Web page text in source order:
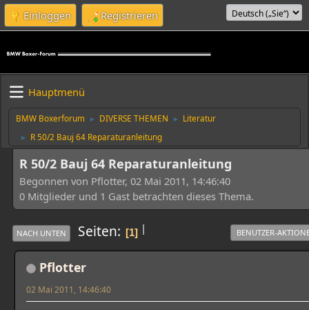
Einloggen Registrieren
Hauptmenü
BMW Boxerforum ► DIVERSE THEMEN ► Literatur
► R 50/2 Bauj 64 Reparaturanleitung
R 50/2 Bauj 64 Reparaturanleitung
Begonnen von Pflotter, 02 Mai 2011, 14:46:40
0 Mitglieder und 1 Gast betrachten dieses Thema.
|
NACH UNTEN Seiten 1 BENUTZER-
Pflotter
02 Mai 2011, 14:46:40